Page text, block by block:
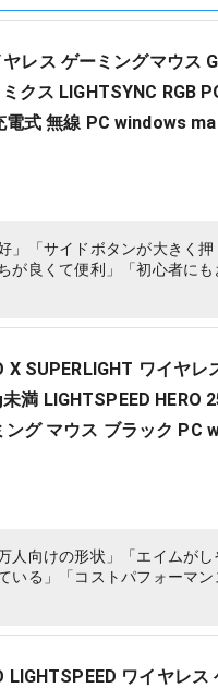
レス ゲーミングマウス
クス LIGHTSYNC RGB
電式 無線 PC windows
タジー XIV 推奨モデル 】
」「サイドボタンが大きく
良くて便利」「初心者に
SUPERLIGHT ワイヤ
満 LIGHTSPEED HERO
ング マウス ブラック PC
人向けの形状」「エイムが
る」「コストパフォーマ
ワイヤレ